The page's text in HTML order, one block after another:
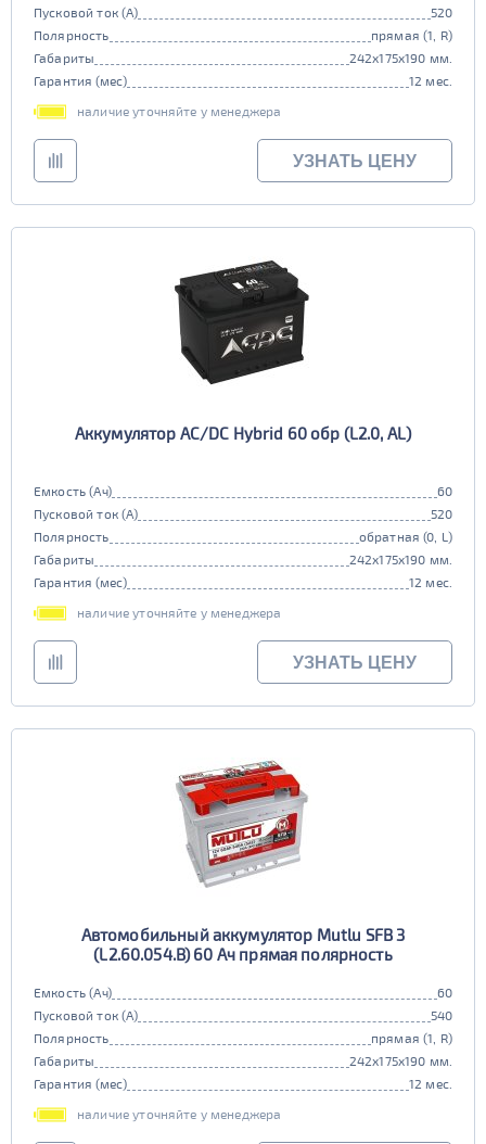
Пусковой ток (А)
520
Полярность
прямая (1, R)
Габариты
242x175x190 мм.
Гарантия (мес)
12 мес.
наличие уточняйте у менеджера
УЗНАТЬ ЦЕНУ
Аккумулятор AC/DC Hybrid 60 обр (L2.0, AL)
Емкость (Ач)
60
Пусковой ток (А)
520
Полярность
обратная (0, L)
Габариты
242x175x190 мм.
Гарантия (мес)
12 мес.
наличие уточняйте у менеджера
УЗНАТЬ ЦЕНУ
Автомобильный аккумулятор Mutlu SFB 3
(L2.60.054.B) 60 Ач прямая полярность
Емкость (Ач)
60
Пусковой ток (А)
540
Полярность
прямая (1, R)
Габариты
242x175x190 мм.
Гарантия (мес)
12 мес.
наличие уточняйте у менеджера